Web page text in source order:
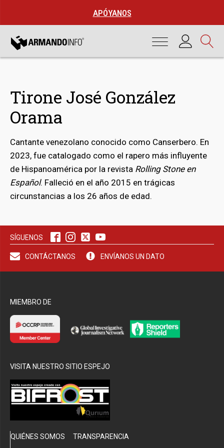
APÓYANOS
Tirone José González
Orama
Cantante venezolano conocido como Canserbero. En
2023, fue catalogado como el rapero más influyente
de Hispanoamérica por la revista Rolling Stone en
Español. Falleció en el año 2015 en trágicas
circunstancias a los 26 años de edad.
SÍGUENOS
CONTÁCTANOS ENVÍANOS UN DATO
MIEMBRO DE
VISITA NUESTRO SITIO ESPEJO
QUIÉNES SOMOS TRANSPARENCIA